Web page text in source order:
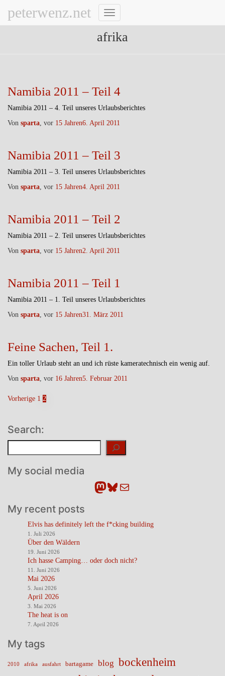
peterwenz.net
Navigation
umschalten
afrika
Namibia 2011 – Teil 4
Namibia 2011 – 4. Teil unseres Urlaubsberichtes
Von sparta, vor 15 Jahren6. April 2011
Namibia 2011 – Teil 3
Namibia 2011 – 3. Teil unseres Urlaubsberichtes
Von sparta, vor 15 Jahren4. April 2011
Namibia 2011 – Teil 2
Namibia 2011 – 2. Teil unseres Urlaubsberichtes
Von sparta, vor 15 Jahren2. April 2011
Namibia 2011 – Teil 1
Namibia 2011 – 1. Teil unseres Urlaubsberichtes
Von sparta, vor 15 Jahren31. März 2011
Feine Sachen, Teil 1.
Ein toller Urlaub steht an und ich rüste kameratechnisch ein wenig auf.
Von sparta, vor 16 Jahren5. Februar 2011
Seitennummerierung
Beiträge
Vorherige 1 2
Search:
My social media
Mastodon
Bluesky
E-Mail
My recent posts
Elvis has definitely left the f*cking building
1. Juli 2026
Über den Wäldern
19. Juni 2026
Ich hasse Camping… oder doch nicht?
11. Juni 2026
Mai 2026
5. Juni 2026
April 2026
3. Mai 2026
The heat is on
7. April 2026
My tags
2010 afrika ausfahrt bartagame blog bockenheim